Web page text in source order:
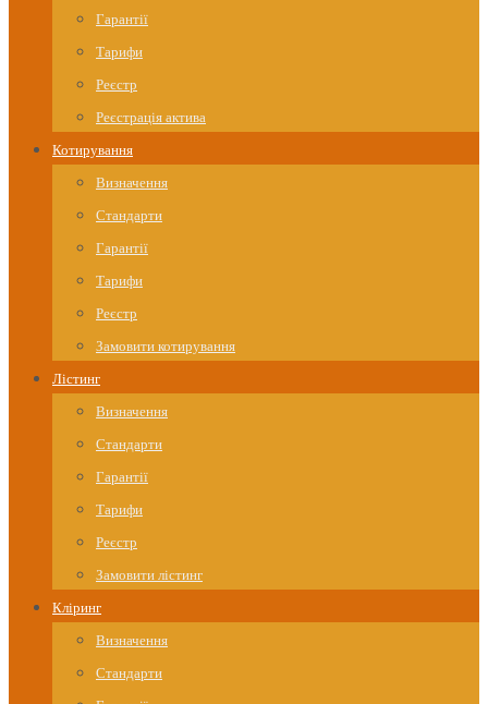
Гарантії
Тарифи
Реєстр
Реєстрація актива
Котирування
Визначення
Стандарти
Гарантії
Тарифи
Реєстр
Замовити котирування
Лістинг
Визначення
Стандарти
Гарантії
Тарифи
Реєстр
Замовити лістинг
Кліринг
Визначення
Стандарти